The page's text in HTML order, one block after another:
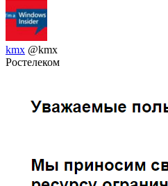
kmx @kmx
Ростелеком